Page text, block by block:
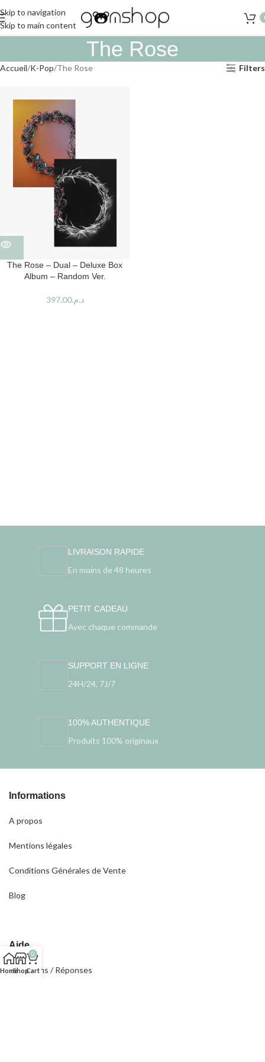
Skip to navigation
Skip to main content
The Rose
Accueil K-Pop The Rose Filters
The Rose – Dual – Deluxe Box
Album – Random Ver.
د.م.397.00
LIVRAISON RAPIDE
En moins de 48 heures
PETIT CADEAU
Avec chaque commande
SUPPORT EN LIGNE
24H/24, 7J/7
100% AUTHENTIQUE
Produits 100% originaux
Informations
A propos
Mentions légales
Conditions Générales de Vente
Blog
Aide
Questions / Réponses
HomeShop
0
Cart